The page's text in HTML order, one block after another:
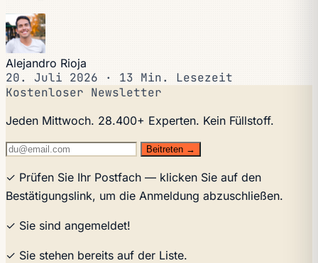
Alejandro Rioja
20. Juli 2026 ·
13 Min. Lesezeit
Kostenloser Newsletter
Jeden Mittwoch. 28.400+ Experten. Kein Füllstoff.
Beitreten →
✓ Prüfen Sie Ihr Postfach — klicken Sie auf den
Bestätigungslink, um die Anmeldung abzuschließen.
✓ Sie sind angemeldet!
✓ Sie stehen bereits auf der Liste.